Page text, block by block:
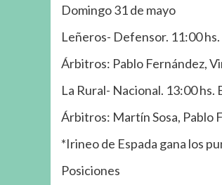
Domingo 31 de mayo
Leñeros- Defensor. 11:00
Árbitros: Pablo Fernández,
La Rural- Nacional. 13:00
Árbitros: Martín Sosa, Pablo
*Irineo de Espada gana los
Posiciones